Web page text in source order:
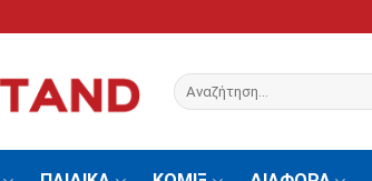
Αναζήτηση
για: